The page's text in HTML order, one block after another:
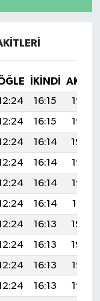
İKINDI
16:15
19:35
16:15
19:35
16:14
19:34
16:14
19:33
16:14
19:32
16:14
19:31
16:13
19:30
16:13
19:29
16:13
19:28
16:13
19:27